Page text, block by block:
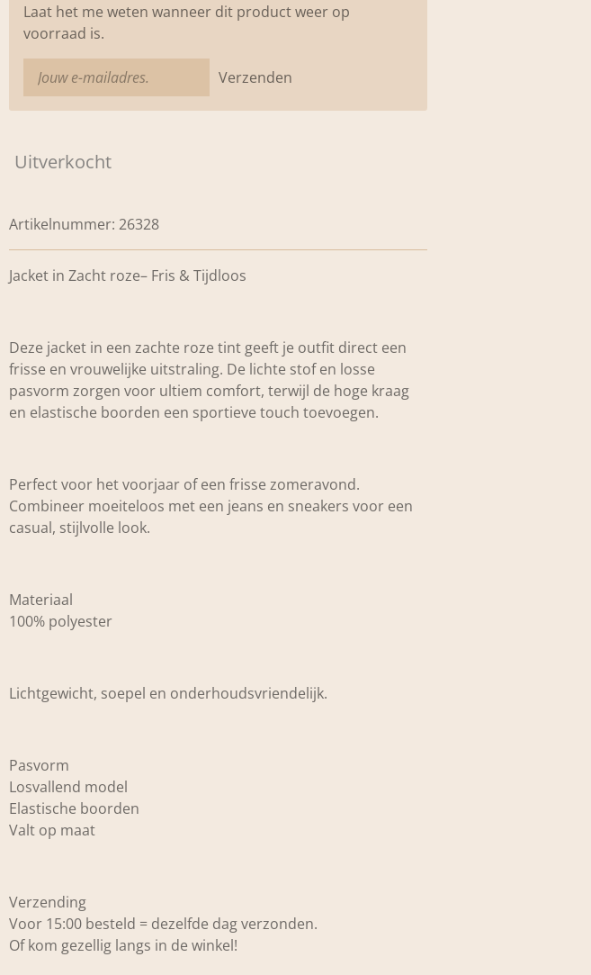
Laat het me weten wanneer dit product weer op
voorraad is.
Verzenden
Uitverkocht
Artikelnummer: 26328
Jacket in Zacht roze– Fris & Tijdloos
Deze jacket in een zachte roze tint geeft je outfit direct een
frisse en vrouwelijke uitstraling. De lichte stof en losse
pasvorm zorgen voor ultiem comfort, terwijl de hoge kraag
en elastische boorden een sportieve touch toevoegen.
Perfect voor het voorjaar of een frisse zomeravond.
Combineer moeiteloos met een jeans en sneakers voor een
casual, stijlvolle look.
Materiaal
100% polyester
Lichtgewicht, soepel en onderhoudsvriendelijk.
Pasvorm
Losvallend model
Elastische boorden
Valt op maat
Verzending
Voor 15:00 besteld = dezelfde dag verzonden.
Of kom gezellig langs in de winkel!